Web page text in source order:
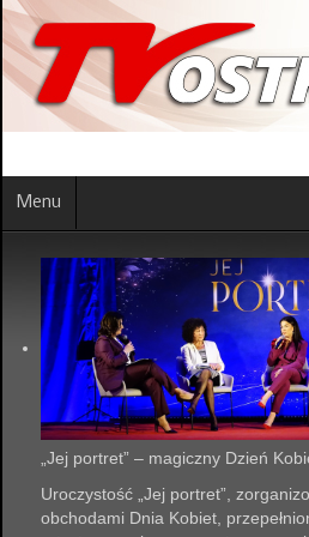
Menu
„Jej portret” – magiczny Dzień
Uroczystość „Jej portret”,
obchodami Dnia Kobiet,